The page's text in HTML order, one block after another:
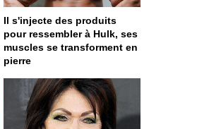
Il s'injecte des produits
pour ressembler à Hulk, ses
muscles se transforment en
pierre